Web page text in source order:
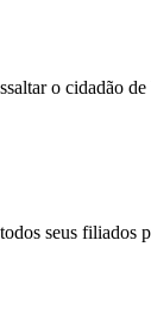
o cidadão
seus filiados